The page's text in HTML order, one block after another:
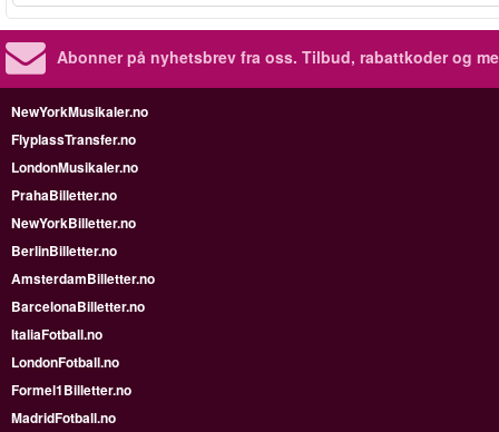
Abonner på nyhetsbrev fra oss. Tilbud, rabattkoder og
NewYorkMusikaler.no
FlyplassTransfer.no
LondonMusikaler.no
PrahaBilletter.no
NewYorkBilletter.no
BerlinBilletter.no
AmsterdamBilletter.no
BarcelonaBilletter.no
ItaliaFotball.no
LondonFotball.no
Formel1Billetter.no
MadridFotball.no